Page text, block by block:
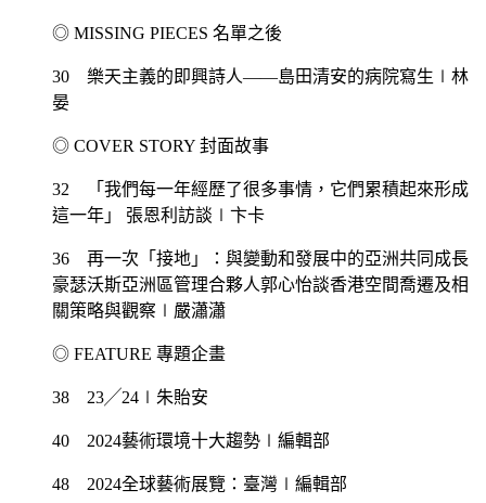
◎ MISSING PIECES 名單之後
30 樂天主義的即興詩人——島田清安的病院寫生∣林
晏
◎ COVER STORY 封面故事
32 「我們每一年經歷了很多事情，它們累積起來形成
這一年」 張恩利訪談∣卞卡
36 再一次「接地」：與變動和發展中的亞洲共同成長
豪瑟沃斯亞洲區管理合夥人郭心怡談香港空間喬遷及相
關策略與觀察∣嚴瀟瀟
◎ FEATURE 專題企畫
38 23╱24∣朱貽安
40 2024藝術環境十大趨勢∣編輯部
48 2024全球藝術展覽：臺灣∣編輯部